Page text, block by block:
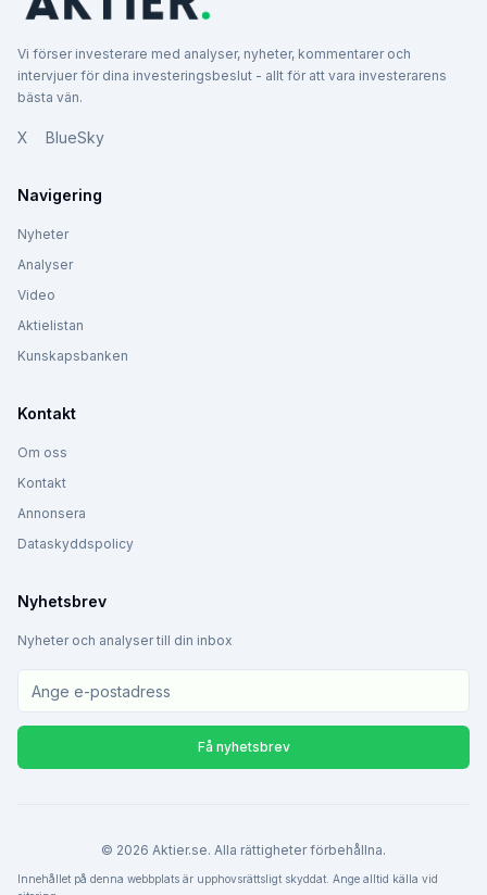
Vi förser investerare med analyser, nyheter, kommentarer och
intervjuer för dina investeringsbeslut - allt för att vara investerarens
bästa vän.
X BlueSky
Navigering
Nyheter
Analyser
Video
Aktielistan
Kunskapsbanken
Kontakt
Om oss
Kontakt
Annonsera
Dataskyddspolicy
Nyhetsbrev
Nyheter och analyser till din inbox
Få nyhetsbrev
© 2026 Aktier.se. Alla rättigheter förbehållna.
Innehållet på denna webbplats är upphovsrättsligt skyddat. Ange alltid källa vid